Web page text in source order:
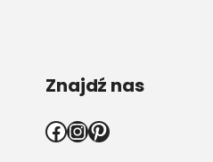
Znajdź nas
Facebook InstagramPinterest